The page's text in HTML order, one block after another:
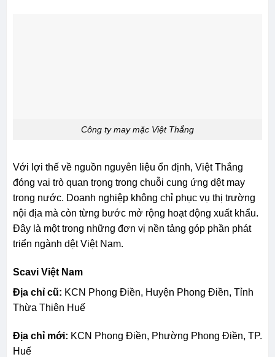
Công ty may mặc Việt Thắng
Với lợi thế về nguồn nguyên liệu ổn định, Việt Thắng
đóng vai trò quan trọng trong chuỗi cung ứng dệt may
trong nước. Doanh nghiệp không chỉ phục vụ thị trường
nội địa mà còn từng bước mở rộng hoạt động xuất khẩu.
Đây là một trong những đơn vị nền tảng góp phần phát
triển ngành dệt Việt Nam.
Scavi Việt Nam
Địa chỉ cũ: KCN Phong Điền, Huyện Phong Điền, Tỉnh
Thừa Thiên Huế
Địa chỉ mới: KCN Phong Điền, Phường Phong Điền, TP.
Huế